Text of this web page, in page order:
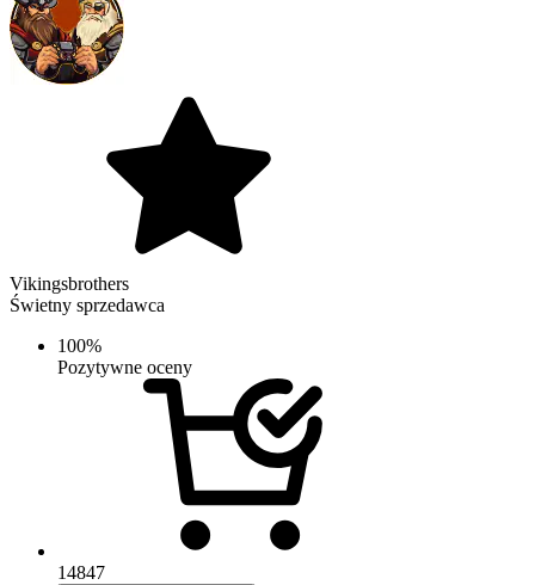
Vikingsbrothers
Świetny sprzedawca
100%
Pozytywne oceny
14847